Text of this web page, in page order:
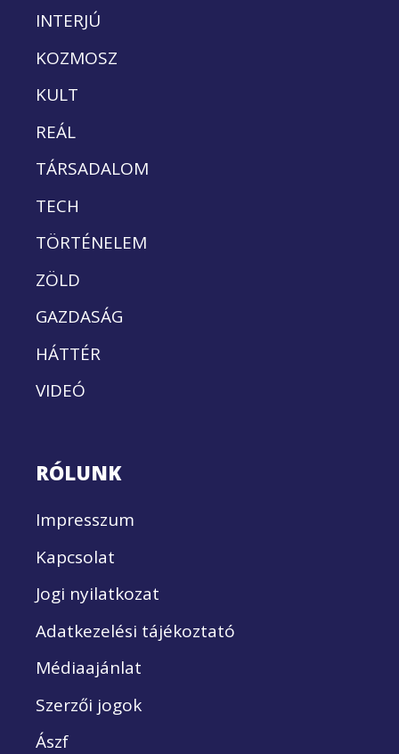
INTERJÚ
KOZMOSZ
KULT
REÁL
TÁRSADALOM
TECH
TÖRTÉNELEM
ZÖLD
GAZDASÁG
HÁTTÉR
VIDEÓ
RÓLUNK
Impresszum
Kapcsolat
Jogi nyilatkozat
Adatkezelési tájékoztató
Médiaajánlat
Szerzői jogok
Ászf